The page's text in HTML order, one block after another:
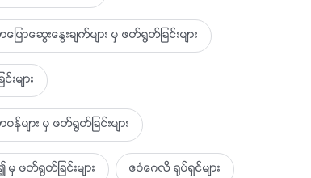
…
ဆြးေႏြးခ်က္မ်ား မွ ဖတ္႐ြတ္ျခင္းမ်ား
းမ်ား
မ်ား မွ ဖတ္႐ြတ္ျခင္းမ်ား
ဖတ္႐ြတ္ျခင္းမ်ား ဧဝံေဂလိ ႐ုပ္ရွင္မ်ား